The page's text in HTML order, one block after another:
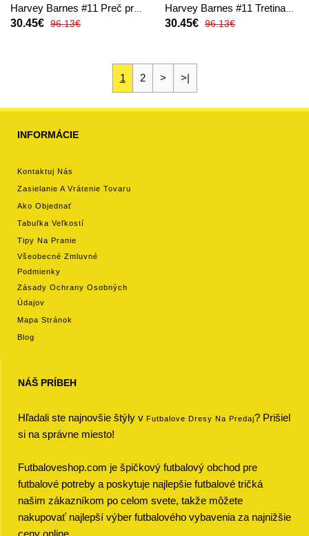
Harvey Barnes #11 Preč pre
deti 2025-26 Krátky Rukáv (+
30.45€ 96.13€
Harvey Barnes #11 Tretina
pre deti 2025-26 Krátky
30.45€ 96.13€
1 2 > >|
INFORMÁCIE
Kontaktuj Nás
Zasielanie A Vrátenie Tovaru
Ako Objednať
Tabuľka Veľkostí
Tipy Na Pranie
Všeobecné Zmluvné
Podmienky
Zásady Ochrany Osobných
Údajov
Mapa Stránok
Blog
NÁŠ PRÍBEH
Hľadali ste najnovšie štýly v Futbalove Dresy Na Predaj? Prišiel
si na správne miesto!
Futbaloveshop.com je špičkový futbalový obchod pre
futbalové potreby a poskytuje najlepšie futbalové tričká
našim zákazníkom po celom svete, takže môžete
nakupovať najlepší výber futbalového vybavenia za najnižšie
ceny online.